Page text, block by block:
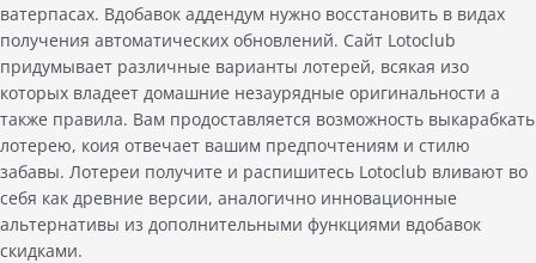
ватерпасах. Вдобавок аддендум нужно восстановить в видах
получения автоматических обновлений. Сайт Lotoclub
придумывает различные варианты лотерей, всякая изо
которых владеет домашние незаурядные оригинальности а
также правила. Вам продоставляется возможность выкарабкать
лотерею, коия отвечает вашим предпочтениям и стилю
забавы. Лотереи получите и распишитесь Lotoclub вливают во
себя как древние версии, аналогично инновационные
альтернативы из дополнительными функциями вдобавок
скидками.